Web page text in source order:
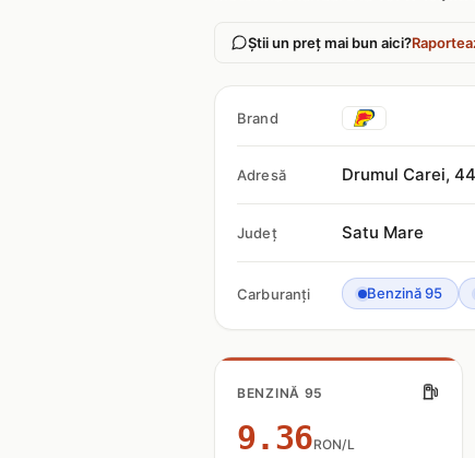
Știi un preț mai bun aici?
Brand
Adresă Drumul Carei,
Județ Satu Mare
Carburanți Benzină 95
BENZINĂ 95
9.36RON/L